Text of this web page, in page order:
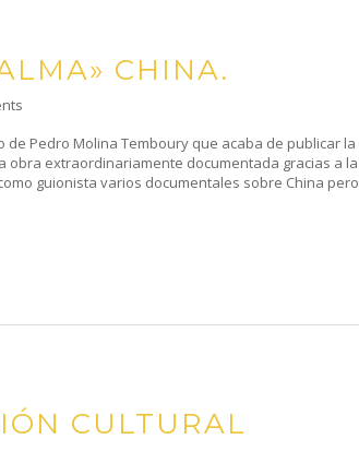
CHINA.
Pedro Molina Temboury que acaba de publicar la
obra extraordinariamente documentada gracias a la
guionista varios documentales sobre China pero
CULTURAL